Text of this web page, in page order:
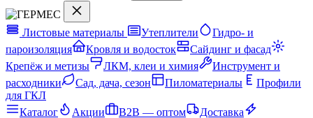
Листовые материалы Утеплители
Гидро- и
пароизоляция
Кровля и водосток
Сайдинг и фасад
Крепёж и метизы
ЛКМ, клеи и химия
Инструмент и
расходники
Сад, дача, сезон Пиломатериалы
Профили
для ГКЛ
Каталог
Акции B2B — оптом Доставка